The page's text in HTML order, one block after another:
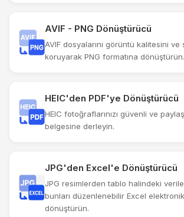
AVIF - PNG Dönüştürücü
AVIF dosyalarını görüntü kalitesini ve
koruyarak PNG formatına dönüştürün.
HEIC'den PDF'ye Dönüştürücü
HEIC fotoğraflarınızı güvenli ve
belgesine derleyin.
JPG'den Excel'e Dönüştürücü
JPG resimlerden tablo halindeki
bunları düzenlenebilir Excel
dönüştürün.